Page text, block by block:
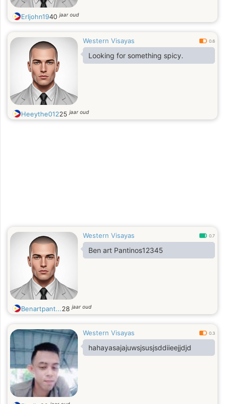
Erljohn1940jaar oud
Western Visayas 0.6
Looking for something spicy.
Heeythe01225jaar oud
Western Visayas 0.7
Ben art Pantinos12345
Benartpant...28jaar oud
Western Visayas 0.3
hahayasajajuwsjsusjsddiieejjdjd